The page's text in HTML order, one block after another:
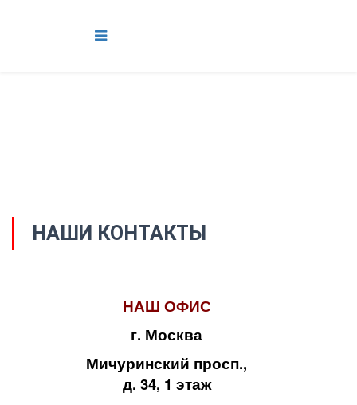
НАШИ КОНТАКТЫ
НАШ ОФИС
г. Москва
Мичуринский просп.,
д. 34, 1 этаж